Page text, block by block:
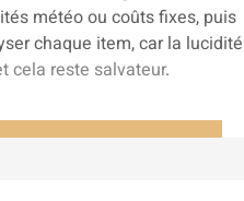
météo ou coûts fixes, puis
chaque item, car la lucidité
cela reste salvateur.